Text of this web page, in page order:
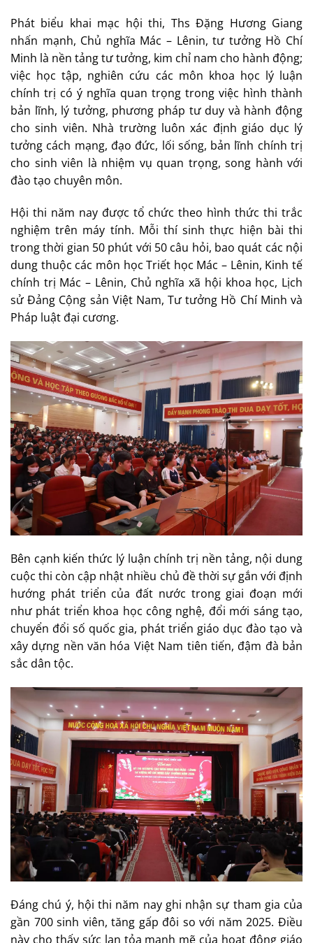
Phát biểu khai mạc hội thi, Ths Đặng Hương Giang
nhấn mạnh, Chủ nghĩa Mác – Lênin, tư tưởng Hồ Chí
Minh là nền tảng tư tưởng, kim chỉ nam cho hành động;
việc học tập, nghiên cứu các môn khoa học lý luận
chính trị có ý nghĩa quan trọng trong việc hình thành
bản lĩnh, lý tưởng, phương pháp tư duy và hành động
cho sinh viên. Nhà trường luôn xác định giáo dục lý
tưởng cách mạng, đạo đức, lối sống, bản lĩnh chính trị
cho sinh viên là nhiệm vụ quan trọng, song hành với
đào tạo chuyên môn.
Hội thi năm nay được tổ chức theo hình thức thi trắc
nghiệm trên máy tính. Mỗi thí sinh thực hiện bài thi
trong thời gian 50 phút với 50 câu hỏi, bao quát các nội
dung thuộc các môn học Triết học Mác – Lênin, Kinh tế
chính trị Mác – Lênin, Chủ nghĩa xã hội khoa học, Lịch
sử Đảng Cộng sản Việt Nam, Tư tưởng Hồ Chí Minh và
Pháp luật đại cương.
Bên cạnh kiến thức lý luận chính trị nền tảng, nội dung
cuộc thi còn cập nhật nhiều chủ đề thời sự gắn với định
hướng phát triển của đất nước trong giai đoạn mới
như phát triển khoa học công nghệ, đổi mới sáng tạo,
chuyển đổi số quốc gia, phát triển giáo dục đào tạo và
xây dựng nền văn hóa Việt Nam tiên tiến, đậm đà bản
sắc dân tộc.
Đáng chú ý, hội thi năm nay ghi nhận sự tham gia của
gần 700 sinh viên, tăng gấp đôi so với năm 2025. Điều
này cho thấy sức lan tỏa mạnh mẽ của hoạt động giáo